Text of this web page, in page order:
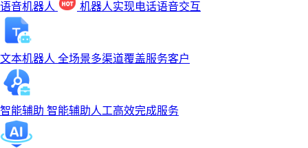
语音机器人 机器人实现电话语音交互
文本机器人 全场景多渠道覆盖服务客户
智能辅助 智能辅助人工高效完成服务